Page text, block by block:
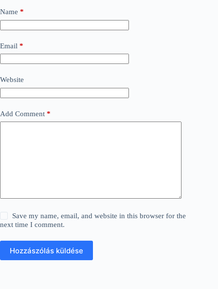
Name *
Email *
Website
Add Comment *
Save my name, email, and website in this browser for the
next time I comment.
Hozzászólás küldése